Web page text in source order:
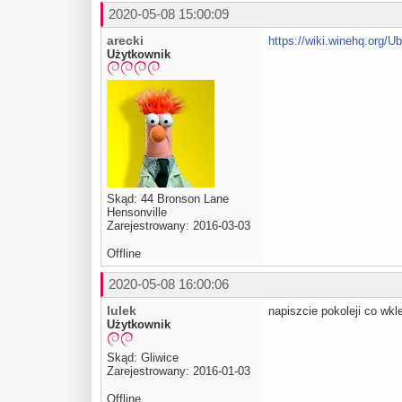
2020-05-08 15:00:09
arecki
Użytkownik
Skąd: 44 Bronson Lane
Hensonville
Zarejestrowany: 2016-03-03
https://wiki.winehq.org/
Offline
2020-05-08 16:00:06
lulek
Użytkownik
Skąd: Gliwice
Zarejestrowany: 2016-01-03
napiszcie pokoleji co
Offline